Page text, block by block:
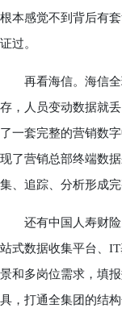
根本感觉不到背后有
证过。
再看海信。海信全
存，人员变动数据就
了一套完整的营销数
现了营销总部终端数
集、追踪、分析形成
还有中国人寿财险
站式数据收集平台、
景和多岗位需求，填
具，打通全集团的结